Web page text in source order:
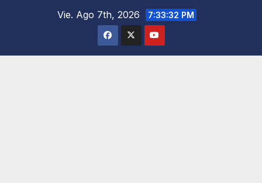
Vie. Ago 7th, 2026 7:33:33 PM